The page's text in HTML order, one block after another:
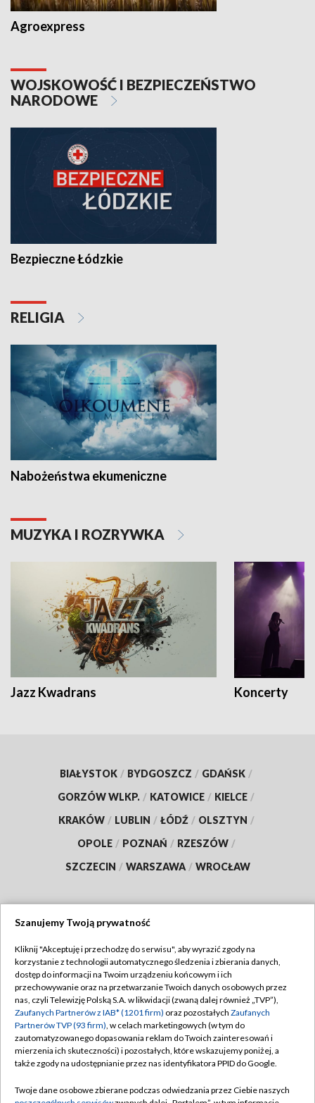
Agroexpress
WOJSKOWOŚĆ I BEZPIECZEŃSTWO
NARODOWE
Bezpieczne Łódzkie
RELIGIA
Nabożeństwa ekumeniczne
MUZYKA I ROZRYWKA
Jazz Kwadrans Koncerty
BIAŁYSTOK / BYDGOSZCZ / GDAŃSK /
GORZÓW WLKP. / KATOWICE / KIELCE /
KRAKÓW / LUBLIN / ŁÓDŹ / OLSZTYN /
OPOLE / POZNAŃ / RZESZÓW /
SZCZECIN / WARSZAWA / WROCŁAW
TVP
Abonament TVP
Emisja w TVP
Centrum informacji TVP
Naziemna Telewizja Cyfrowa
Regulamin TVP
Polityka prywatności
Moje zgody
Pomoc
Szanujemy Twoją prywatność
Kliknij "Akceptuję i przechodzę do serwisu", aby wyrazić zgody na
korzystanie z technologii automatycznego śledzenia i zbierania danych,
dostęp do informacji na Twoim urządzeniu końcowym i ich
przechowywanie oraz na przetwarzanie Twoich danych osobowych przez
nas, czyli Telewizję Polską S.A. w likwidacji (zwaną dalej również „TVP”),
Zaufanych Partnerów z IAB* (1201 firm) oraz pozostałych Zaufanych
Partnerów TVP (93 firm), w celach marketingowych (w tym do
zautomatyzowanego dopasowania reklam do Twoich zainteresowań i
mierzenia ich skuteczności) i pozostałych, które wskazujemy poniżej, a
także zgody na udostępnianie przez nas identyfikatora PPID do Google.
Twoje dane osobowe zbierane podczas odwiedzania przez Ciebie naszych